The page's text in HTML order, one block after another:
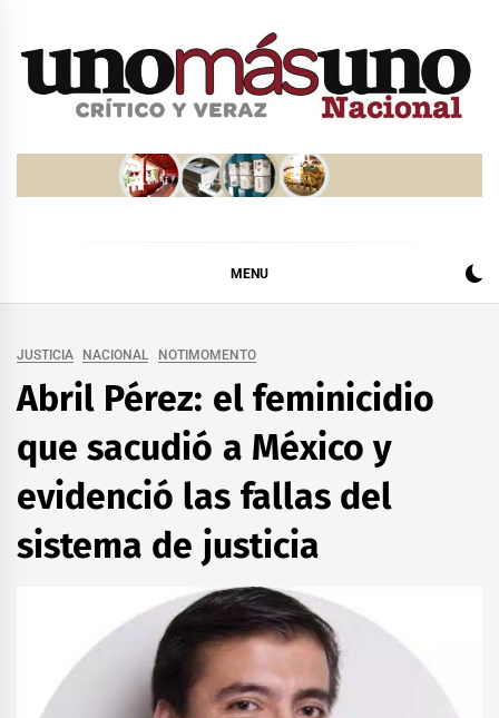
MENU
JUSTICIA NACIONAL NOTIMOMENTO
Abril Pérez: el feminicidio
que sacudió a México y
evidenció las fallas del
sistema de justicia